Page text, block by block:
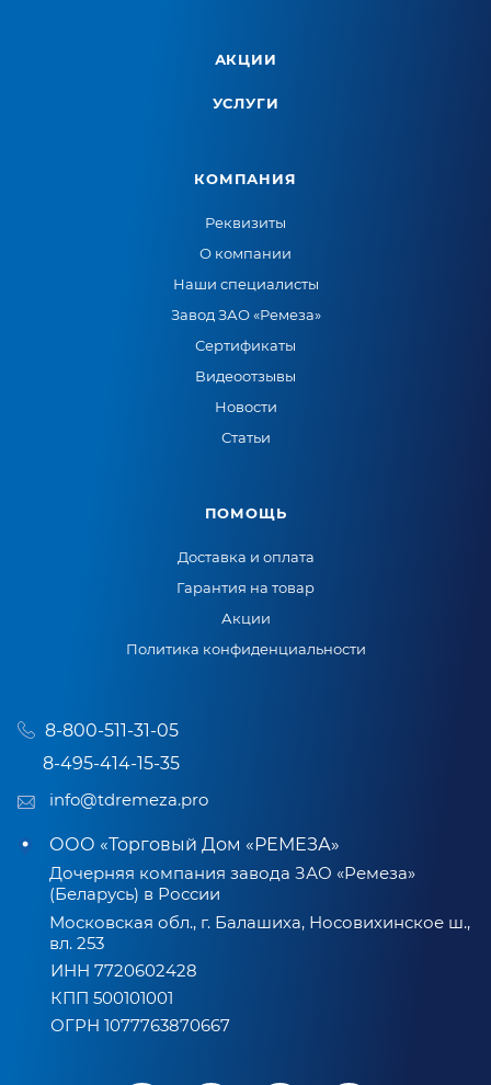
АКЦИИ
УСЛУГИ
КОМПАНИЯ
Реквизиты
О компании
Наши специалисты
Завод ЗАО «Ремеза»
Сертификаты
Видеоотзывы
Новости
Статьи
ПОМОЩЬ
Доставка и оплата
Гарантия на товар
Акции
Политика конфиденциальности
8-800-511-31-05
8-495-414-15-35
info@tdremeza.pro
ООО «Торговый Дом «РЕМЕЗА»
Дочерняя компания завода ЗАО «Ремеза»
(Беларусь) в России
Московская обл., г. Балашиха, Носовихинское ш.,
вл. 253
ИНН 7720602428
КПП 500101001
ОГРН 1077763870667